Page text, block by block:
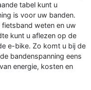
tabel kunt u
is voor uw banden.
weten en uw
kunt u aflezen op de
e-bike. Zo komt u bij de
bandenspanning eens
energie, kosten en